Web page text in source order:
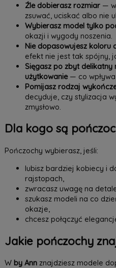
Źle dobierasz rozmiar—
zsuwać, uciskać albo nie
Wybierasz model tylko
okazji i wygody noszenia.
Nie dopasowujesz koloru
efekt nie jest tak spójny,
Sięgasz po zbyt delikatny
użytkowanie— co wpływa
Pomijasz rodzaj
decyduje, czy stylizacja
zmysłowo.
Dla kogo są
Pończochy wybierasz, jeśli:
lubisz bardziej kobiecy i
rajstopach,
zwracasz uwagę na
szukasz modeli na co
okazje,
chcesz połączyć
Jakie pończochy
W by Annznajdziesz modele